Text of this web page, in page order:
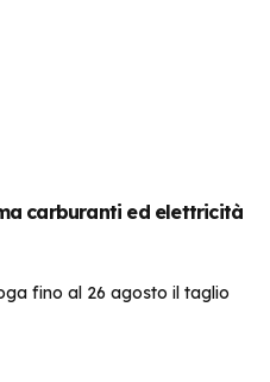
carburanti ed elettricità